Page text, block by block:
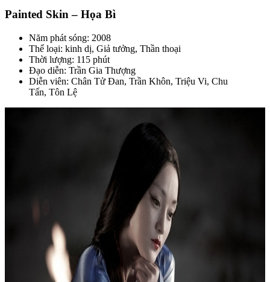
Painted Skin – Họa Bì
Năm phát sóng: 2008
Thể loại: kinh dị, Giả tưởng, Thần thoại
Thời lượng: 115 phút
Đạo diễn: Trần Gia Thượng
Diễn viên: Chân Tử Đan, Trần Khôn, Triệu Vi, Chu
Tấn, Tôn Lệ